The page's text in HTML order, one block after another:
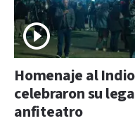
Homenaje al
celebraron su
anfiteatro